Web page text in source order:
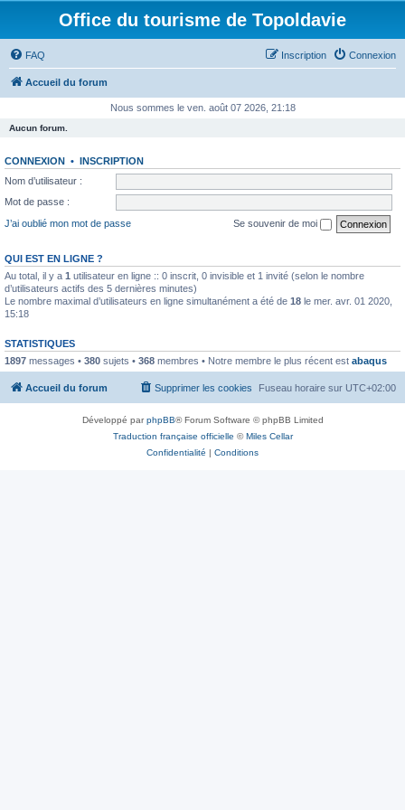
Office du tourisme de Topoldavie
FAQ Connexion
Inscription
Accueil du forum
Nous sommes le ven. août 07 2026, 21:18
Aucun forum.
CONNEXION • INSCRIPTION
Nom d’utilisateur :
Mot de passe :
J’ai oublié mon mot de passe
Se souvenir de moi
QUI EST EN LIGNE ?
Au total, il y a 1 utilisateur en ligne :: 0 inscrit, 0 invisible et 1 invité (selon le nombre
d’utilisateurs actifs des 5 dernières minutes)
Le nombre maximal d’utilisateurs en ligne simultanément a été de 18 le mer. avr. 01 2020,
15:18
STATISTIQUES
1897 messages • 380 sujets • 368 membres • Notre membre le plus récent est abaqus
Accueil du forum Fuseau horaire sur UTC+02:00
Supprimer les cookies
Développé parphpBB® Forum Software © phpBB Limited
Traduction française officielle ©Miles Cellar
Confidentialité | Conditions